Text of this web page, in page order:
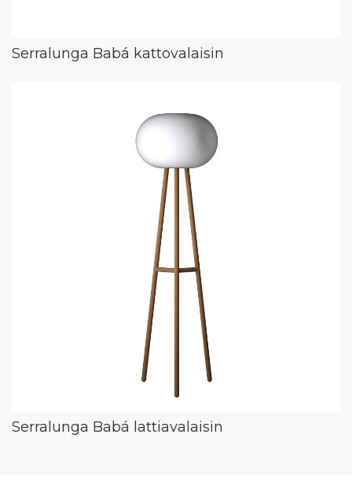
Serralunga Babá kattovalaisin
Serralunga Babá lattiavalaisin